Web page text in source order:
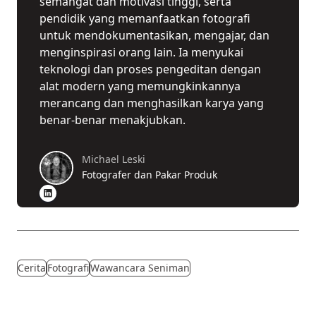
pendidik yang memanfaatkan fotografi
untuk mendokumentasikan, mengajar, dan
menginspirasi orang lain. Ia menyukai
teknologi dan proses pengeditan dengan
alat modern yang memungkinkannya
merancang dan menghasilkan karya yang
benar-benar menakjubkan.
Michael Leski
Fotografer dan Pakar Produk
Cerita FotografiWawancara Seniman